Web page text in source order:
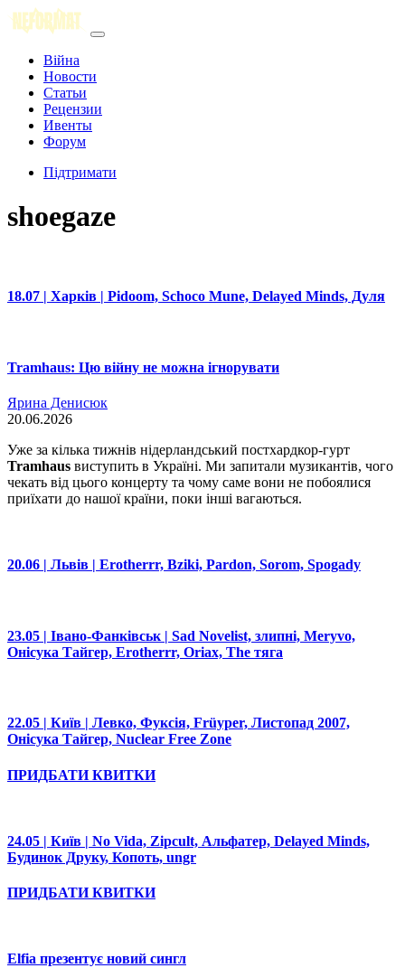
Війна
Новости
Статьи
Рецензии
Ивенты
Форум
Підтримати
shoegaze
18.07 | Харків | Pidoom, Schoco Mune, Delayed Minds, Дуля
Tramhaus: Цю війну не можна ігнорувати
Ярина Денисюк
20.06.2026
Уже за кілька тижнів нідерландський постхардкор-гурт
Tramhaus виступить в Україні. Ми запитали музикантів, чого
чекать від цього концерту та чому саме вони не побоялися
приїхати до нашої країни, поки інші вагаються.
20.06 | Львів | Erotherrr, Bziki, Pardon, Sorom, Spogady
23.05 | Івано-Фанківськ | Sad Novelist, злипні, Meryvo,
Онісука Тайгер, Erotherrr, Oriax, The тяга
22.05 | Київ | Левко, Фуксія, Früyper, Листопад 2007,
Онісука Тайгер, Nuclear Free Zone
ПРИДБАТИ КВИТКИ
24.05 | Київ | No Vida, Zipcult, Альфатер, Delayed Minds,
Будинок Друку, Копоть, ungr
ПРИДБАТИ КВИТКИ
Elfia презентує новий сингл